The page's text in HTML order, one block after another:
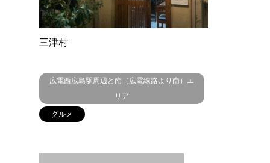
三津村
広電西広島駅周辺と南（広電線路より南）エ
リア
グルメ